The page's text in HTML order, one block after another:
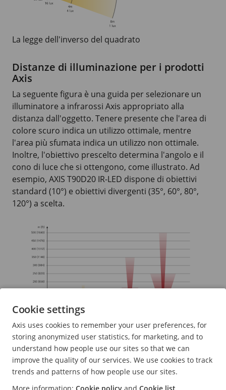
La legge dell'inverso del quadrato
Distanze di illuminazione per i prodotti
Axis
La seguente figura è una guida per selezionare un
illuminatore a infrarossi Axis appropriato alla
distanza dall'oggetto. Tenere presente che l'area di
colore scuro indica un utilizzo ottimale, mentre
l'area più sfumata indica un utilizzo non ottimale.
Inoltre, l'obiettivo prescelto determina l'angolo e il
cono di luce che si ottengono, come illustrato. Ad
esempio, AXIS T90D20 IR-LED dispone di obiettivi
standard (10°) e obiettivi divergenti (35°, 60°, 80°,
120°) a scelta.
Grafico di selezione dell'illuminatore IR
Uso di più illuminatori
La legge dell'inverso del quadrato stabilisce che la
Cookie settings
Axis uses cookies to remember your user preferences, for
storing anonymized user statistics, for marketing, and to
understand how people use our sites so that we can
improve the quality of our services. We use cookies to track
trends and patterns of how people use our sites.